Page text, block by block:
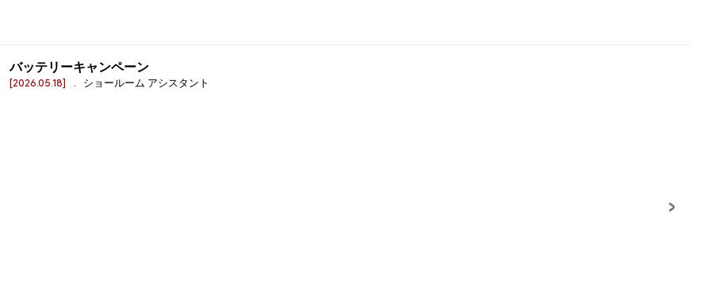
バッテリーキャンペーン
[2026.05.18] . ショールーム アシスタント